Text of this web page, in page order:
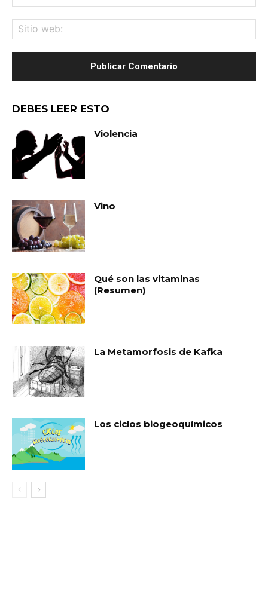
DEBES LEER ESTO
Violencia
Vino
Qué son las vitaminas
(Resumen)
La Metamorfosis de Kafka
Los ciclos biogeoquímicos